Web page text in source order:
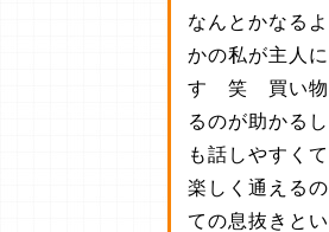
なんとかなる
かの私が主人
す 笑 買い物
るのが助かる
も話しやすく
楽しく通える
ての息抜きと